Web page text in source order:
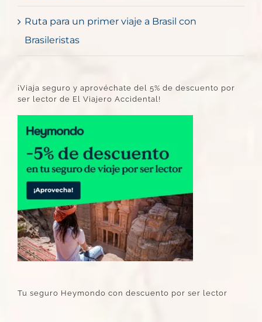
Ruta para un primer viaje a Brasil con
Brasileristas
¡Viaja seguro y aprovéchate del 5% de descuento por
ser lector de El Viajero Accidental!
Tu seguro Heymondo con descuento por ser lector